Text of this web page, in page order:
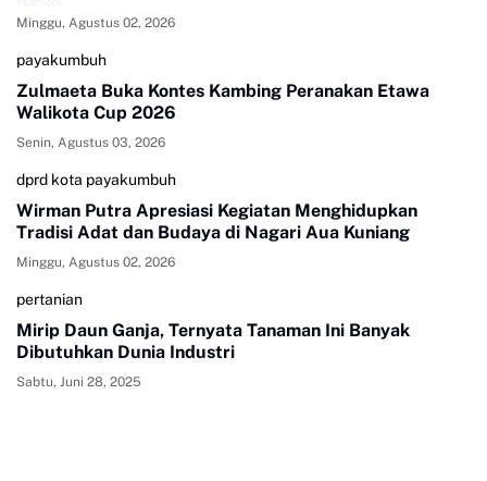
Minggu, Agustus 02, 2026
payakumbuh
Zulmaeta Buka Kontes Kambing Peranakan Etawa
Walikota Cup 2026
Senin, Agustus 03, 2026
dprd kota payakumbuh
Wirman Putra Apresiasi Kegiatan Menghidupkan
Tradisi Adat dan Budaya di Nagari Aua Kuniang
Minggu, Agustus 02, 2026
pertanian
Mirip Daun Ganja, Ternyata Tanaman Ini Banyak
Dibutuhkan Dunia Industri
Sabtu, Juni 28, 2025